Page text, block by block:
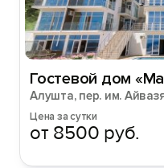
Гостевой дом
Алушта, пер. им.
Цена за сутки
от 8500 руб.